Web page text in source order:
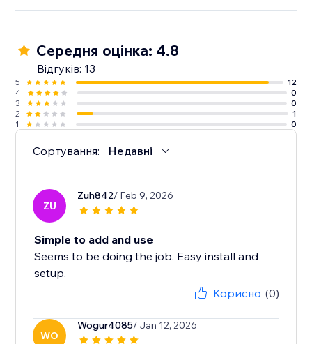
Середня оцінка: 4.8
Відгуків: 13
5
12
4
0
3
0
2
1
1
0
Сортування: Недавні
ZU
Zuh842/ Feb 9, 2026
Simple to add and use
Seems to be doing the job. Easy install and
setup.
Корисно (0)
WO
Wogur4085/ Jan 12, 2026